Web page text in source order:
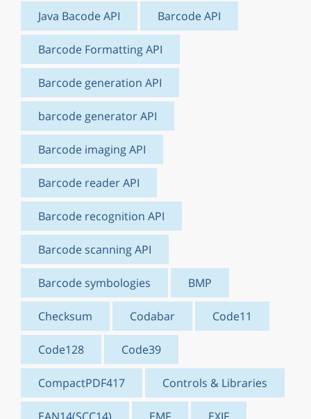
Java Bacode API Barcode API
Barcode Formatting API
Barcode generation API
barcode generator API
Barcode imaging API
Barcode reader API
Barcode recognition API
Barcode scanning API
Barcode symbologies BMP
Checksum Codabar Code11
Code128 Code39
CompactPDF417 Controls & Libraries